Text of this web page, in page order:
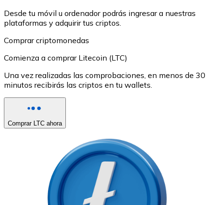
Desde tu móvil u ordenador podrás ingresar a nuestras
plataformas y adquirir tus criptos.
Comprar criptomonedas
Comienza a comprar Litecoin (LTC)
Una vez realizadas las comprobaciones, en menos de 30
minutos recibirás las criptos en tu wallets.
Comprar LTC ahora